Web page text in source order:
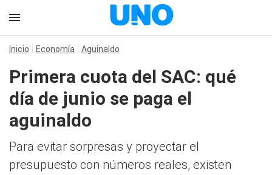
Inicio Economía Aguinaldo
Primera cuota del SAC: qué
día de junio se paga el
aguinaldo
Para evitar sorpresas y proyectar el
presupuesto con números reales, existen